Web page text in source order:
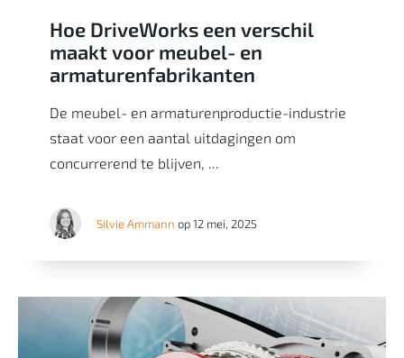
Hoe DriveWorks een verschil
maakt voor meubel- en
armaturenfabrikanten
De meubel- en armaturenproductie-industrie
staat voor een aantal uitdagingen om
concurrerend te blijven, ...
Silvie Ammann op 12 mei, 2025